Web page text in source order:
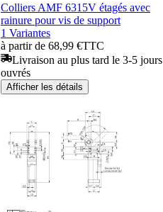
Colliers AMF 6315V étagés avec
rainure pour vis de support
1 Variantes
à partir de 68,99 €TTC
Livraison au plus tard le 3-5 jours
ouvrés
Afficher les détails